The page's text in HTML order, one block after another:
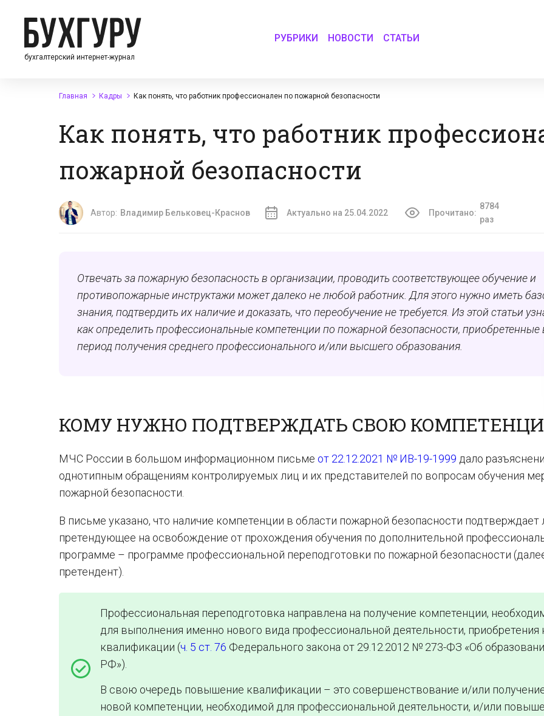
бухгалтерский интернет-журнал
РУБРИКИ НОВОСТИ СТАТЬИ
Главная Кадры Как понять, что работник профессионален по пожарной безопасности
Как понять, что работник
пожарной безопасности
Автор: Владимир Бельковец-Краснов Актуально на 25.04.2022 Прочитано:
8784
раз
Отвечать за пожарную безопасность в организации, проводить соответствующее обучение и
противопожарные инструктажи может далеко не любой работник. Для этого нужно иметь
знания, подтвердить их наличие и доказать, что переобучение не требуется. Из этой статьи
как определить профессиональные компетенции по пожарной безопасности, приобретенные
период получения среднего профессионального и/или высшего образования.
КОМУ НУЖНО ПОДТВЕРЖДАТЬ СВОЮ
МЧС России в большом информационном письме от 22.12.2021 № ИВ-19-1999 дало
однотипным обращениям контролируемых лиц и их представителей по вопросам обучения
пожарной безопасности.
В письме указано, что наличие компетенции в области пожарной безопасности подтверждает
претендующее на освобождение от прохождения обучения по дополнительной
программе – программе профессиональной переподготовки по пожарной безопасности
претендент).
Профессиональная переподготовка направлена на получение компетенции,
для выполнения именно нового вида профессиональной деятельности, приобретения
квалификации (ч. 5 ст. 76 Федерального закона от 29.12.2012 № 273-ФЗ «Об
РФ»).
В свою очередь повышение квалификации – это совершенствование и/или
новой компетенции, необходимой для профессиональной деятельности, и/или